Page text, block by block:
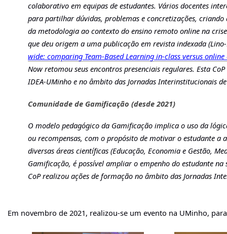
colaborativo em equipas de estudantes. Vários docentes
para partilhar dúvidas, problemas e concretizações, criando
da metodologia ao contexto do ensino remoto online na
que deu origem a uma publicação em revista indexada
wide: comparing Team-Based Learning in-class versus
Now retomou seus encontros presenciais regulares. Esta
IDEA-UMinho e no âmbito das Jornadas Interinstitucionais
Comunidade de Gamificação (desde 2021)
O modelo pedagógico da Gamificação implica o uso da
ou recompensas, com o propósito de motivar o estudante a
diversas áreas científicas (Educação, Economia e Gestão,
Gamificação, é possível ampliar o empenho do estudante
CoP realizou ações de formação no âmbito das Jornadas
Em novembro de 2021, realizou-se um evento na UMinho,